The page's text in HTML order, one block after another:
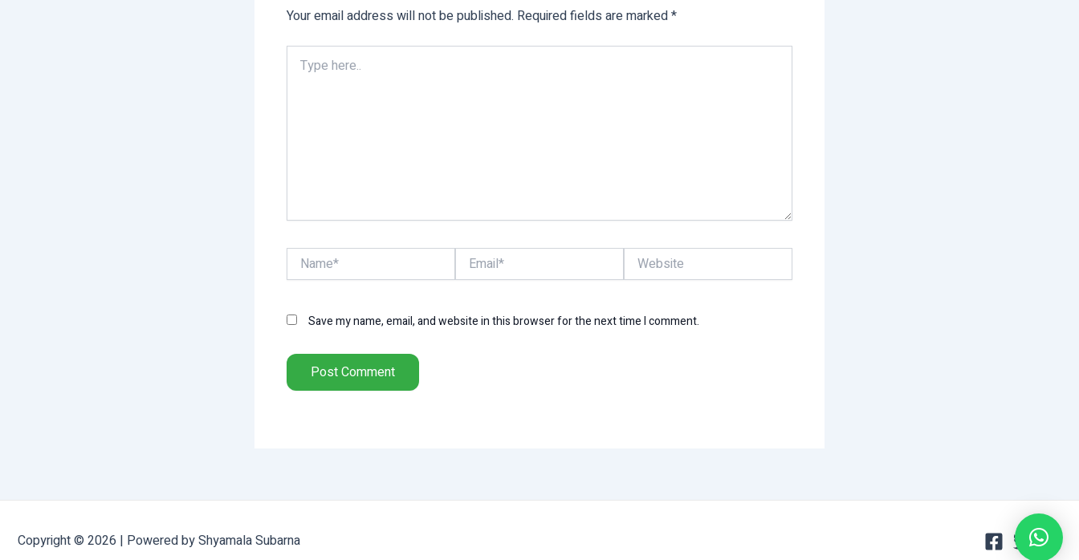
Your email address will not be published. Required fields are marked*
here..
Name* Email* Website
Save my name, email, and website in this browser for the next time I comment.
Copyright © 2026 | Powered by Shyamala Subarna